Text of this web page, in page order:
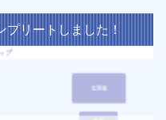
リートしました！